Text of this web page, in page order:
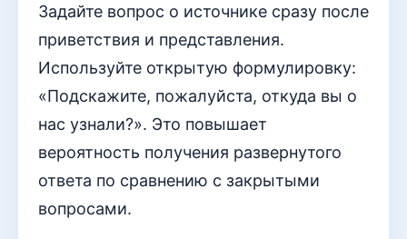
Задайте вопрос о источнике сразу после
приветствия и представления.
Используйте открытую формулировку:
«Подскажите, пожалуйста, откуда вы о
нас узнали?». Это повышает
вероятность получения развернутого
ответа по сравнению с закрытыми
вопросами.